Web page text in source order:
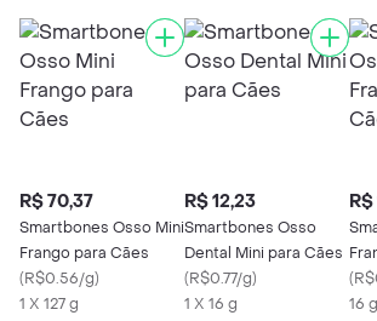
R$ 70,37
Smartbones Osso Mini
Frango para Cães
(R$0.56/g)
1 X 127 g
R$ 12,23
Smartbones Osso
Dental Mini para Cães
(R$0.77/g)
1 X 16 g
R$
(
16 g